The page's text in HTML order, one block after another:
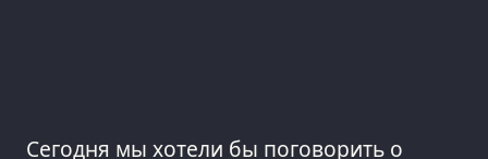
Сегодня мы хотели бы поговорить о